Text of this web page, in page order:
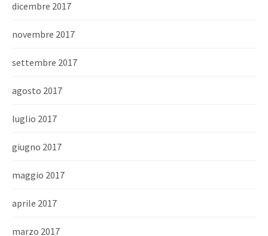
dicembre 2017
novembre 2017
settembre 2017
agosto 2017
luglio 2017
giugno 2017
maggio 2017
aprile 2017
marzo 2017